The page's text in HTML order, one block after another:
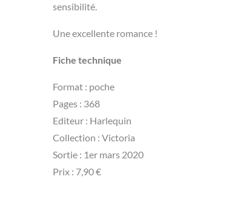
sensibilité.
Une excellente romance !
Fiche technique
Format : poche
Pages : 368
Editeur : Harlequin
Collection : Victoria
Sortie : 1er mars 2020
Prix : 7,90 €